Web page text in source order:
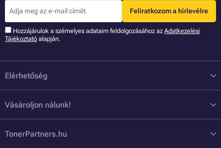
Feliratkozom a hírlevélre
Hozzájárulok a szémelyes adataim feldolgozásához az Adatkezelési
Tájékoztató alapján.
Elérhetőség
Vásároljon nálunk!
TonerPartners.hu